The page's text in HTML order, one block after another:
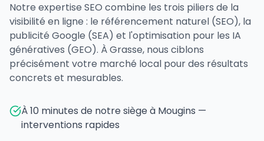
Notre expertise SEO combine les trois piliers de la
visibilité en ligne : le référencement naturel (SEO), la
publicité Google (SEA) et l'optimisation pour les IA
génératives (GEO). À Grasse, nous ciblons
précisément votre marché local pour des résultats
concrets et mesurables.
À 10 minutes de notre siège à Mougins —
interventions rapides